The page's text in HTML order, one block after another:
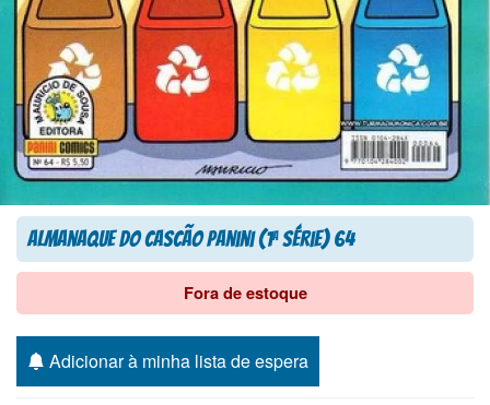
Almanaque do Cascão Panini (1aSérie) 64
Fora de estoque
Adicionar à minha lista de espera